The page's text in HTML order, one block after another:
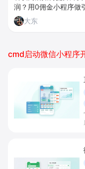
润？用0佣金小程序做
大东